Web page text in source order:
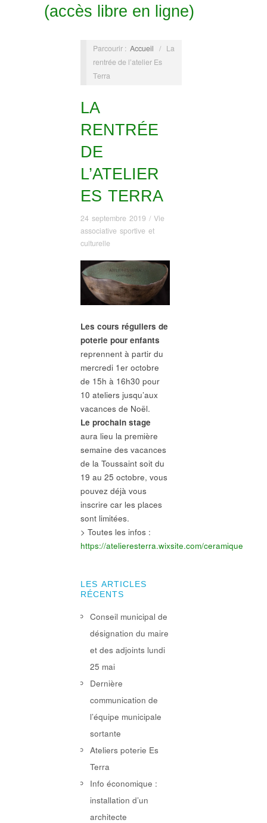
(accès libre en ligne)
Parcourir : Accueil / La
rentrée de l’atelier Es
Terra
LA
RENTRÉE
DE
L’ATELIER
ES TERRA
24 septembre 2019 / Vie
associative sportive et
culturelle
Les cours réguliers de
poterie pour enfants
reprennent à partir du
mercredi 1er octobre
de 15h à 16h30 pour
10 ateliers jusqu’aux
vacances de Noël.
Le prochain stage
aura lieu la première
semaine des vacances
de la Toussaint soit du
19 au 25 octobre, vous
pouvez déjà vous
inscrire car les places
sont limitées.
> Toutes les infos :
https://atelieresterra.wixsite.com/ceramique
LES ARTICLES
RÉCENTS
Conseil municipal de
désignation du maire
et des adjoints lundi
25 mai
Dernière
communication de
l’équipe municipale
sortante
Ateliers poterie Es
Terra
Info économique :
installation d’un
architecte